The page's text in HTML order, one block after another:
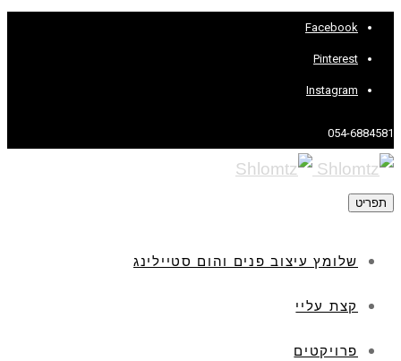
Facebook
Pinterest
Instagram
054-6884581
תפריט
שלומץ עיצוב פנים והום סטיילינג
קצת עליי
פרויקטים